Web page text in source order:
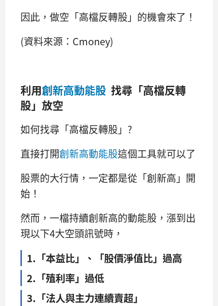
因此，做空「高檔反轉股」的機會來了！
(資料來源：Cmoney)
利用創新高動能股 找尋「高檔反轉
股」放空
如何找尋「高檔反轉股」?
直接打開創新高動能股這個工具就可以了
股票的大行情，一定都是從「創新高」開
始！
然而，一檔持續創新高的動能股，漲到出
現以下4大空頭訊號時，
1.「本益比」、「股價淨值比」過高
2.「殖利率」過低
3.「法人與主力連續賣超」